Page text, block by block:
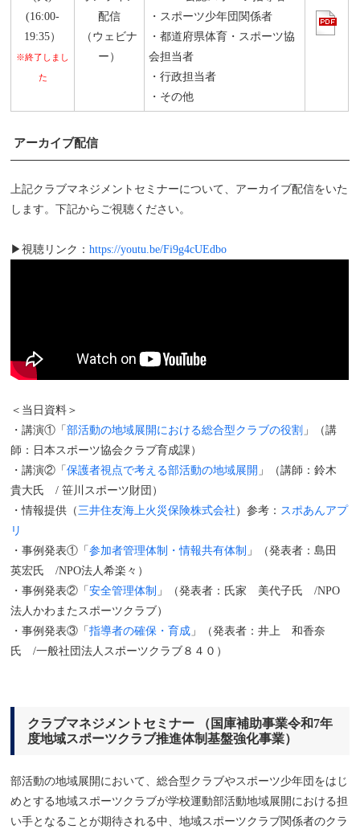
(16:00-
19:35）
※終了しまし
た
配信
（ウェビナ
ー）
・スポーツ少年団関係者
・都道府県体育・スポーツ協
会担当者
・行政担当者
・その他
アーカイブ配信
上記クラブマネジメントセミナーについて、アーカイブ配信をいた
します。下記からご視聴ください。
▶視聴リンク：https://youtu.be/Fi9g4cUEdbo
＜当日資料＞
・講演①「部活動の地域展開における総合型クラブの役割 」（講
師：日本スポーツ協会クラブ育成課）
・講演②「保護者視点で考える部活動の地域展開 」（講師：鈴木
貴大氏 / 笹川スポーツ財団）
・情報提供（ 三井住友海上火災保険株式会社 ）参考： スポあんアプ
リ
・事例発表①「参加者管理体制・情報共有体制 」（発表者：島田
英宏氏 /NPO法人希楽々）
・事例発表②「安全管理体制 」（発表者：氏家 美代子氏 /NPO
法人かわまたスポーツクラブ）
・事例発表③「指導者の確保・育成 」（発表者：井上 和香奈
氏 /一般社団法人スポーツクラブ８４０）
クラブマネジメントセミナー （国庫補助事業令和7年
度地域スポーツクラブ推進体制基盤強化事業）
部活動の地域展開において、総合型クラブやスポーツ少年団をはじ
めとする地域スポーツクラブが学校運動部活動地域展開における担
い手となることが期待される中、地域スポーツクラブ関係者のクラ